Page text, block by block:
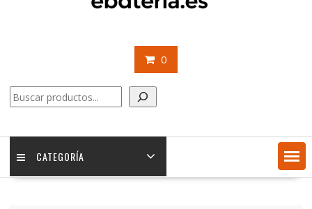
0
Buscar
CATEGORÍA